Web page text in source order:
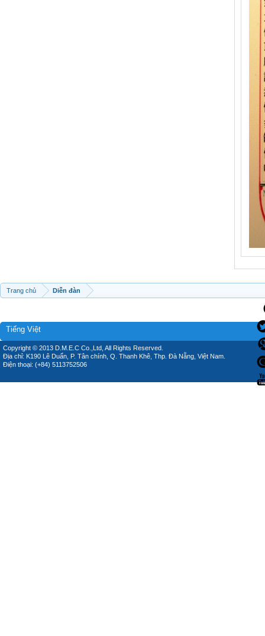
Trang chủ Diễn đàn
Tiếng Việt
Copyright © 2013 D.M.E.C Co.,Ltd, All Rights Reserved.
Địa chỉ: K190 Lê Duẩn, P. Tân chính, Q. Thanh Khê, Thp. Đà Nẵng, Việt Nam.
Điện thoại: (+84) 5113752506